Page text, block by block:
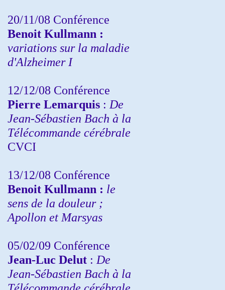
20/11/08 Conférence
Benoit Kullmann :
variations sur la maladie
d'Alzheimer I
12/12/08 Conférence
Pierre Lemarquis : De
Jean-Sébastien Bach à la
Télécommande cérébrale
CVCI
13/12/08 Conférence
Benoit Kullmann : le
sens de la douleur ;
Apollon et Marsyas
05/02/09 Conférence
Jean-Luc Delut : De
Jean-Sébastien Bach à la